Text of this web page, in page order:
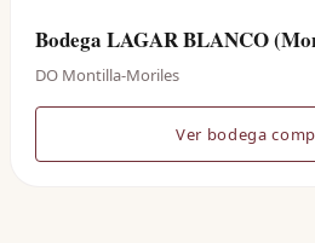
Bodega LAGAR BLANCO
DO Montilla-Moriles
Ver bodega